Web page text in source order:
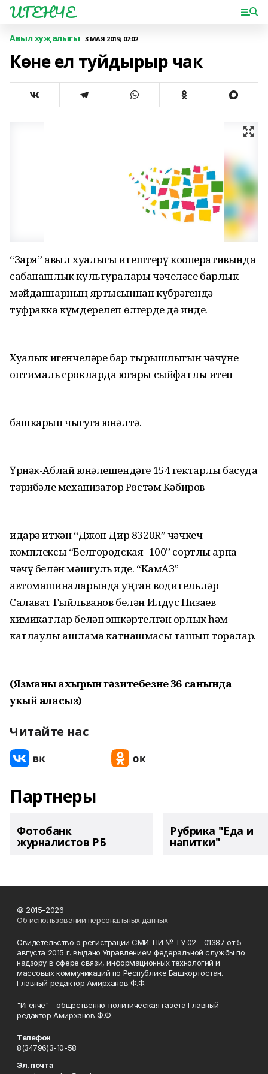
ИГЕНЧЕ
Авыл хуҗалыгы 3 МАЯ 2019, 07:02
Көне ел туйдырыр чак
“Заря” авыл хуҗалыгы җитештерү кооперативында
сабанашлык культуралары чәчеләсе барлык
мәйданнарның яртысыннан күбрәгендә
туфракка күмдерелеп өлгерде дә инде.
Хуҗалык игенчеләре бар тырышлыгын чәчүне
оптималь срокларда югары сыйфатлы итеп
башкарып чыгуга юнәлтә.
Үрнәк-Аблай юнәлешендәге 154 гектарлы басуда
тәҗрибәле механизатор Рөстәм Кәбиров
идарә иткән “Джон Дир 8320R” чәчкеч
комплексы “Белгородская -100” сортлы арпа
чәчү белән мәшгуль иде. “КамАЗ”
автомашиналарында уңган водительләр
Салават Гыйльванов белән Илдус Низаев
химикатлар белән эшкәртелгән орлык һәм
катлаулы ашлама катнашмасы ташып торалар.
(Язманың ахырын гәзитебезнең 36 санында
укый аласыз)
Читайте нас
Партнеры
Фотобанк
журналистов РБ
Рубрика "Еда и
напитки"
© 2015-2026
Об использовании персональных данных
Свидетельство о регистрации СМИ: ПИ № ТУ 02 - 01387 от 5
августа 2015 г. выдано Управлением федеральной службы по
надзору в сфере связи, информационных технологий и
массовых коммуникаций по Республике Башкортостан.
Главный редактор Амирханов Ф.Ф.
"Игенче" - общественно-политическая газета Главный
редактор Амирханов Ф.Ф.
Телефон
8(34796)3-10-58
Эл. почта